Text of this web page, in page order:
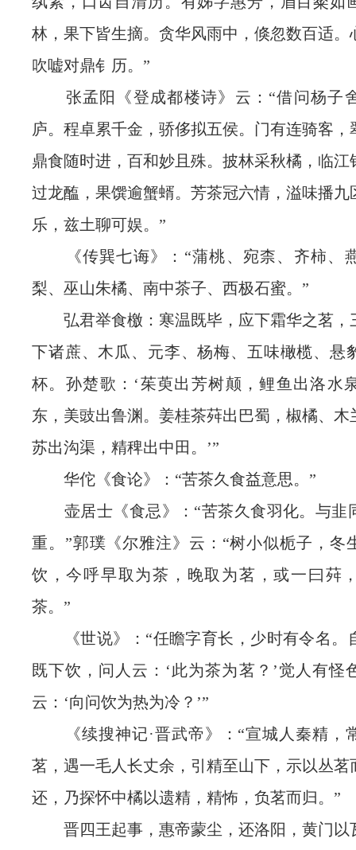
林，果下皆生摘。贪华风雨中，倏忽数百适。
吹嘘对鼎钅历。”
张孟阳《登成都楼诗》云：“借问杨子
庐。程卓累千金，骄侈拟五侯。门有连骑客，
鼎食随时进，百和妙且殊。披林采秋橘，临江
过龙醢，果馔逾蟹蝑。芳茶冠六情，溢味播九
乐，兹土聊可娱。”
《传巽七诲》：“蒲桃、宛柰、齐柿、
梨、巫山朱橘、南中茶子、西极石蜜。”
弘君举食檄：寒温既毕，应下霜华之茗，
下诸蔗、木瓜、元李、杨梅、五味橄榄、悬
杯。孙楚歌：‘茱萸出芳树颠，鲤鱼出洛水
东，美豉出鲁渊。姜桂茶荈出巴蜀，椒橘、木
苏出沟渠，精稗出中田。’”
华佗《食论》：“苦茶久食益意思。”
壶居士《食忌》：“苦茶久食羽化。与韭
重。”郭璞《尔雅注》云：“树小似栀子，冬
饮，今呼早取为茶，晚取为茗，或一曰荈
茶。”
《世说》：“任瞻字育长，少时有令名。
既下饮，问人云：‘此为茶为茗？’觉人有怪
云：‘向问饮为热为冷？’”
《续搜神记·晋武帝》：“宣城人秦精，
茗，遇一毛人长丈余，引精至山下，示以丛茗
还，乃探怀中橘以遗精，精怖，负茗而归。”
晋四王起事，惠帝蒙尘，还洛阳，黄门以